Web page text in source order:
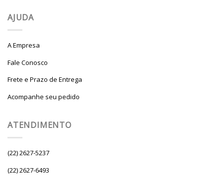
AJUDA
A Empresa
Fale Conosco
Frete e Prazo de Entrega
Acompanhe seu pedido
ATENDIMENTO
(22) 2627-5237
(22) 2627-6493